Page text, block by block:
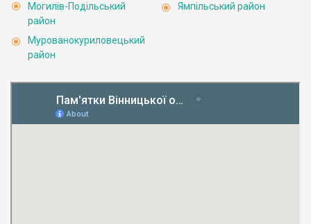
Могилів-Подільський
район
Мурованокуриловецький
район
Ямпільський район